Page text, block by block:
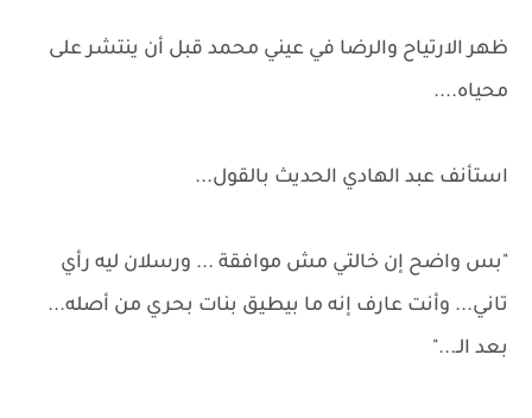
ظهر الارتياح والرضا في عيني محمد قبل أن ينتشر على
محياه....
استأنف عبد الهادي الحديث بالقول...
"بس واضح إن خالتي مش موافقة ... ورسلان ليه رأي
تاني... وأنت عارف إنه ما بيطيق بنات بحري من أصله...
بعد الـ..."